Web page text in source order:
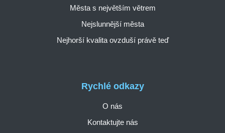
Rychlé odkazy
O nás
Kontaktujte nás
Města s největším větrem
Nejslunnější města
Nejhorší kvalita ovzduší právě teď